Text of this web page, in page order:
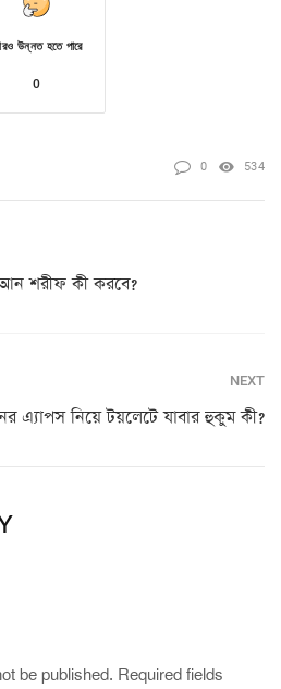
উন্নত হতে পারে
0
0 534
শরীফ কী করবে?
NEXT
এ্যাপস নিয়ে টয়লেটে যাবার হুকুম কী?
be published. Required fields